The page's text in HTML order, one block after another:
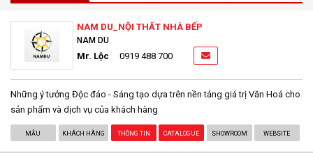
NAM DU_NỘI THẤT NHÀ BẾP
NAM DU
Mr. Lộc 0919 488 700
Những ý tưởng Độc đáo - Sáng tạo dựa trên nền tảng giá trị Văn Hoá cho
sản phẩm và dịch vụ của khách hàng
MẪU KHÁCH HÀNG THÔNG TIN CATALOGUE SHOWROOM WEBSITE